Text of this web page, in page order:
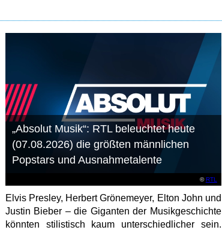
©RTL
„Absolut Musik“: RTL beleuchtet heute
(07.08.2026) die größten männlichen
Popstars und Ausnahmetalente
Elvis Presley, Herbert Grönemeyer, Elton John und
Justin Bieber – die Giganten der Musikgeschichte
könnten stilistisch kaum unterschiedlicher sein.